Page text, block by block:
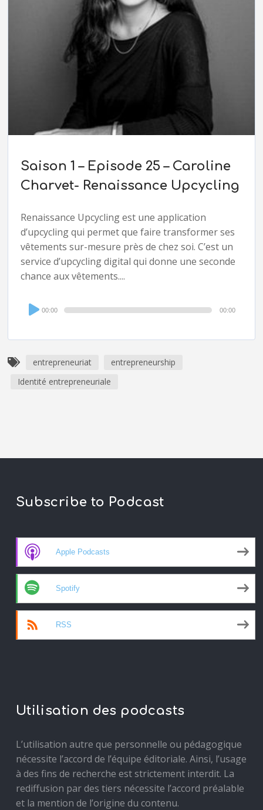
Saison 1 – Episode 25 – Caroline
Charvet- Renaissance Upcycling
Renaissance Upcycling est une application
d’upcycling qui permet que faire transformer ses
vêtements sur-mesure près de chez soi. C’est un
service d’upcycling digital qui donne une seconde
chance aux vêtements....
Audio
Player
00:00 00:00
entrepreneuriat
entrepreneurship
Identité entrepreneuriale
Subscribe to Podcast
Apple Podcasts
Spotify
RSS
Utilisation des podcasts
L’utilisation autre que personnelle ou pédagogique
nécessite l’accord de l’équipe éditoriale. Ainsi, l’usage
à des fins de recherche est strictement interdit. La
rediffusion par des tiers nécessite l’accord préalable
et la mention de l’origine du contenu.